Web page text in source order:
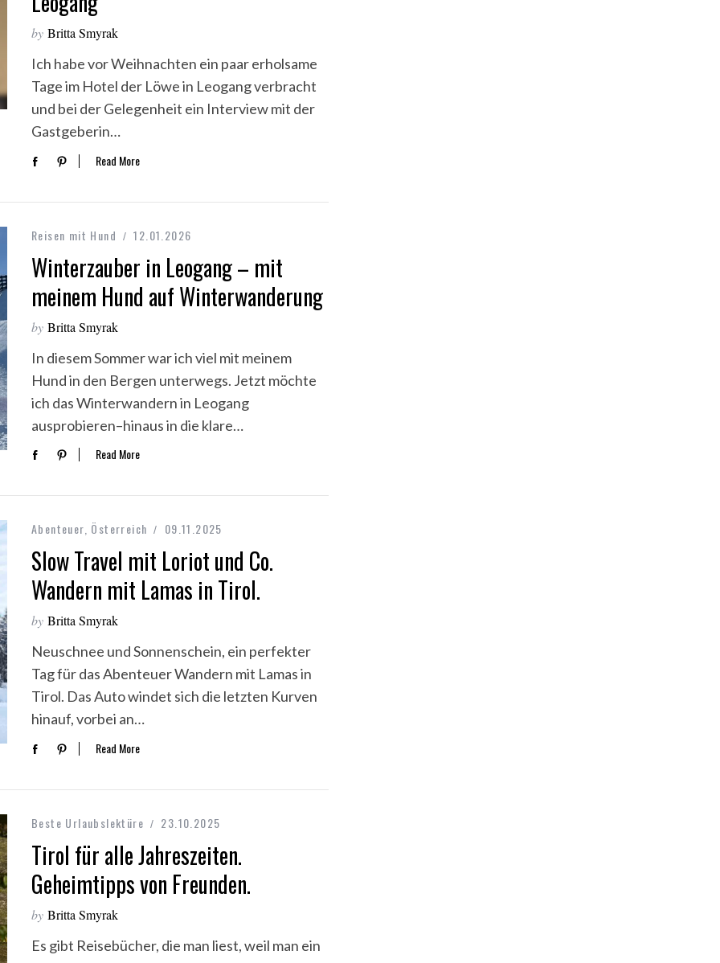
by Britta Smyrak
Ich habe vor Weihnachten ein paar erholsame
Tage im Hotel der Löwe in Leogang verbracht
und bei der Gelegenheit ein Interview mit der
Gastgeberin…
Read More
Reisen mit Hund 12.01.2026
Winterzauber in Leogang – mit
meinem Hund auf Winterwanderung
by Britta Smyrak
In diesem Sommer war ich viel mit meinem
Hund in den Bergen unterwegs. Jetzt möchte
ich das Winterwandern in Leogang
ausprobieren–hinaus in die klare…
Read More
Abenteuer, Österreich 09.11.2025
Slow Travel mit Loriot und Co.
Wandern mit Lamas in Tirol.
by Britta Smyrak
Neuschnee und Sonnenschein, ein perfekter
Tag für das Abenteuer Wandern mit Lamas in
Tirol. Das Auto windet sich die letzten Kurven
hinauf, vorbei an…
Read More
Beste Urlaubslektüre 23.10.2025
Tirol für alle Jahreszeiten.
Geheimtipps von Freunden.
by Britta Smyrak
Es gibt Reisebücher, die man liest, weil man ein